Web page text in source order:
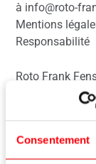
Consentement
à info@roto-
Mentions
Responsabilité
Roto Frank
garantit pas
complètes, à
Türtechnologie